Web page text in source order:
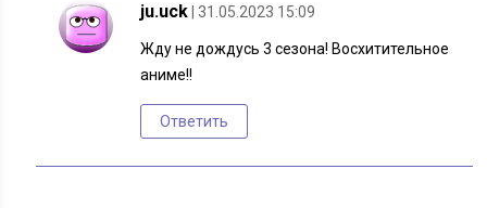
ju.uck | 31.05.2023 15:09
Жду не дождусь 3 сезона! Восхитительное
аниме!!
Ответить